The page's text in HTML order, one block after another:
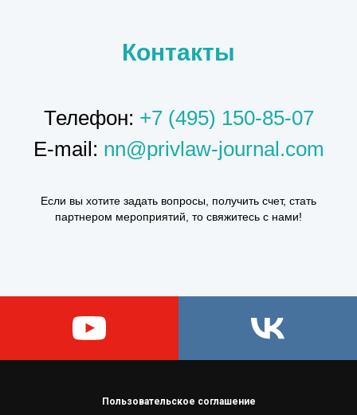
Контакты
Телефон: +7 (495) 150-85-07
E-mail: nn@privlaw-journal.com
Если вы хотите задать вопросы, получить счет, стать
партнером мероприятий, то свяжитесь с нами!
Пользовательское соглашение